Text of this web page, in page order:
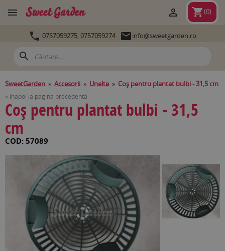
 shopping_cart(0)

 0757059275, 0757059274 info@sweetgarden.ro
search
SweetGarden » Accesorii » Unelte » Coș pentru plantat bulbi - 31,5 cm
« Înapoi la pagina precedentă
Coș pentru plantat bulbi - 31,5
cm
COD: 57089